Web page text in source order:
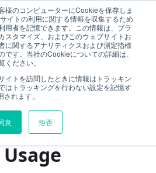
様のコンピューターにCookieを保存しま
イトの利用に関する情報を収集するため
用者を記憶できます。この情報は、ブラ
スタマイズ、およびこのウェブサイトお
に関するアナリティクスおよび測定指標
です。当社のCookieについての詳細は、
ください。
イトを訪問したときに情報はトラッキン
はトラッキングを行わない設定を記憶す
れます。
意 拒否
Help
Feedback
Gathering